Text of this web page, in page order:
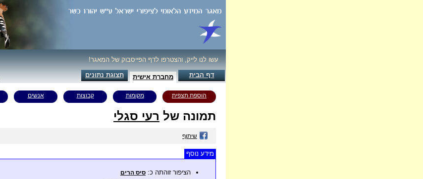
עשו לנו לייק, והצטרפו לדף הפייסבוק של המאגר!
דף הבית מחברת אישית תצוגת נתונים
הוספת תצפית מקומות קבוצות אנשים
תמונה של רעי סגלי
שיתוף
מידע נוסף
הציפור זוהתה כ: סיס הרים